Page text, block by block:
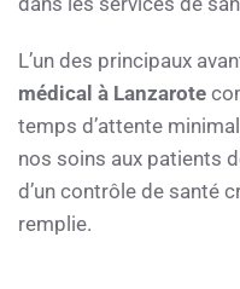
L’un des principaux
médical à Lanzarote
temps d’attente
nos soins aux patients
d’un contrôle de santé
remplie.